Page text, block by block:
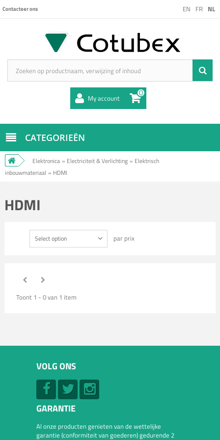
EN FR NL
Contacteer ons
My account 0
CATEGORIEËN
Elektronica » Electriciteit & Verlichting » Elektrisch
inbouwmateriaal » HDMI
HDMI
Select option par prix
Toont 1 - 0 van 1 item
VOLG ONS
GARANTIE
Al onze producten genieten van de wettelijke
garantie (conformiteit van goederen) gedurende 2